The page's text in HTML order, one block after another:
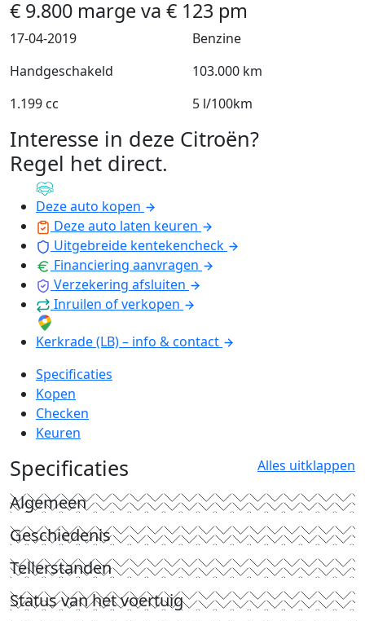
€ 9.800 marge va € 123 pm
17-04-2019
Benzine
Handgeschakeld
103.000 km
1.199 cc
5 l/100km
Interesse in deze Citroën?
Regel het direct.
Deze auto kopen
Deze auto laten keuren
Uitgebreide kentekencheck
Financiering aanvragen
Verzekering afsluiten
Inruilen of verkopen
Kerkrade (LB) – info & contact
Specificaties
Kopen
Checken
Keuren
Specificaties Alles uitklappen
Algemeen
Geschiedenis
Tellerstanden
Status van het voertuig